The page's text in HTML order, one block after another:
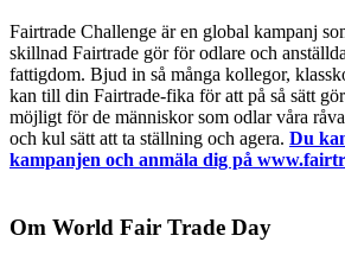
Fairtrade Challenge är en global kampanj
skillnad Fairtrade gör för odlare och
fattigdom. Bjud in så många kollegor,
kan till din Fairtrade-fika för att på så sätt
möjligt för de människor som odlar våra
och kul sätt att ta ställning och agera. Du
kampanjen och anmäla dig på
Om World Fair Trade Day